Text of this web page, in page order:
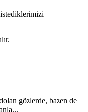
gözlerde, bazen de